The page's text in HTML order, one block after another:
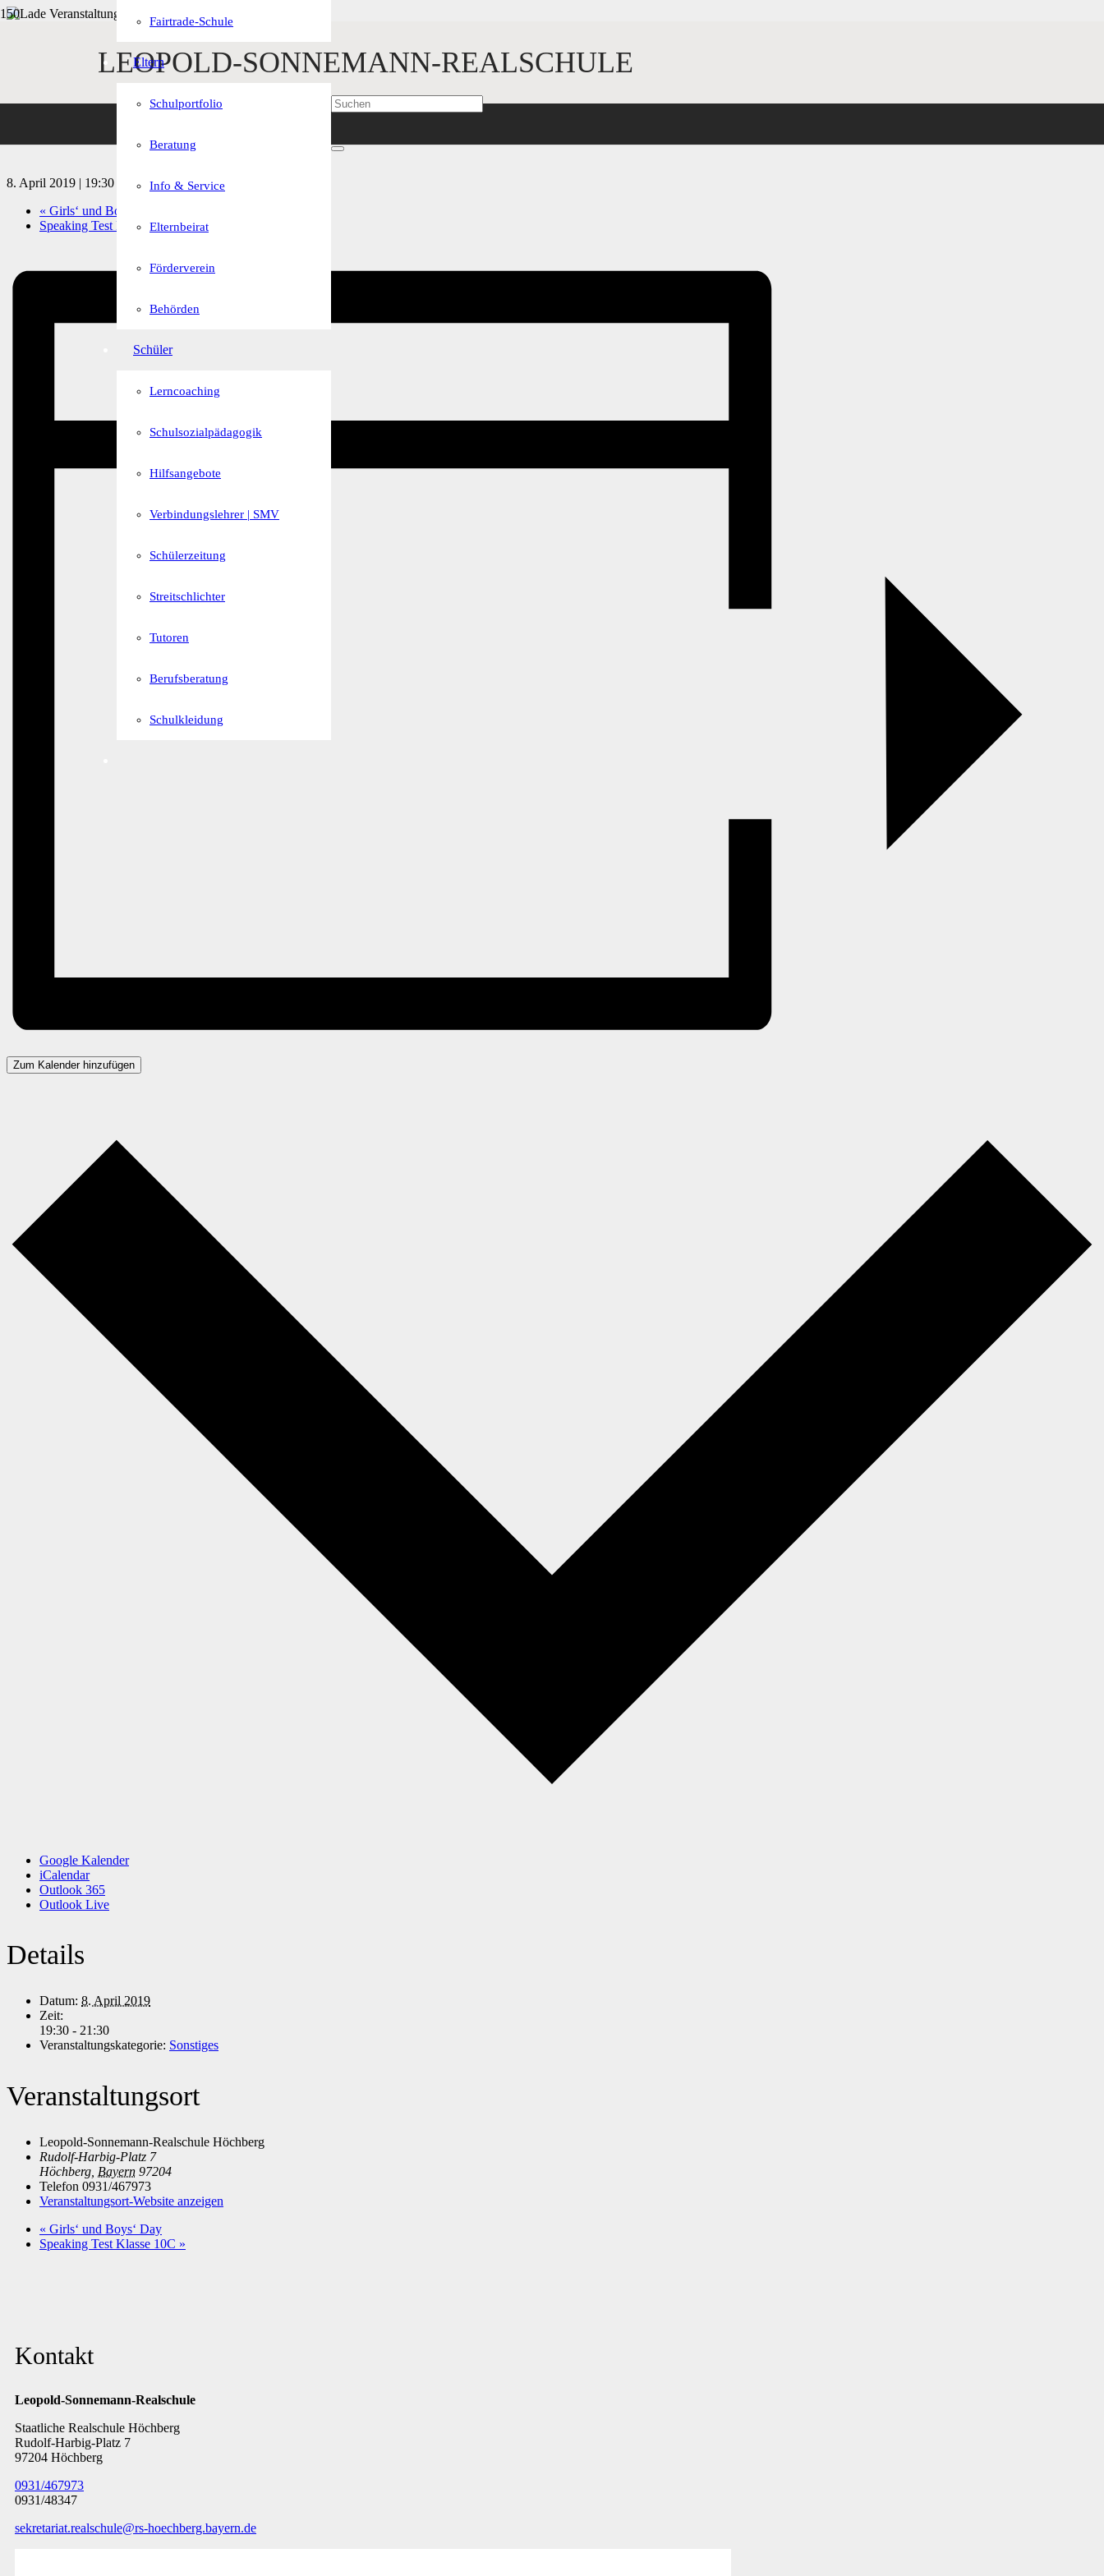
LEOPOLD-SONNEMANN-REALSCHULE
Fairtrade-Schule
Eltern
Schulportfolio
Beratung
Info & Service
Elternbeirat
Förderverein
Behörden
Schüler
Lerncoaching
Schulsozialpädagogik
Hilfsangebote
Verbindungslehrer | SMV
Schülerzeitung
Streitschlichter
Tutoren
Berufsberatung
Schulkleidung
Diese Veranstaltung hat bereits stattgefunden.
NEU: Comedy-Abend mit Chris Boettcher
8. April 2019 | 19:30
21:30
« Girls‘ und Boys‘ Day
Speaking Test Klasse 10C»
Zum Kalender hinzufügen
Google Kalender
iCalendar
Outlook 365
Outlook Live
Details
Datum: 8. April 2019
Zeit:
19:30 - 21:30
Veranstaltungskategorie: Sonstiges
Veranstaltungsort
Leopold-Sonnemann-Realschule Höchberg
Rudolf-Harbig-Platz 7
Höchberg Bayern 97204
Telefon 0931/467973
Veranstaltungsort-Website anzeigen
« Girls‘ und Boys‘ Day
Speaking Test Klasse 10C »
Kontakt
Leopold-Sonnemann-Realschule
Staatliche Realschule Höchberg
Rudolf-Harbig-Platz 7
97204 Höchberg
0931/467973
0931/48347
sekretariat.realschule@rs-hoechberg.bayern.de